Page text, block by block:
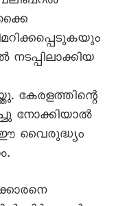
കേരളത്തിന്റെ
നോക്കിയാൽ
വൈരുദ്ധ്യം